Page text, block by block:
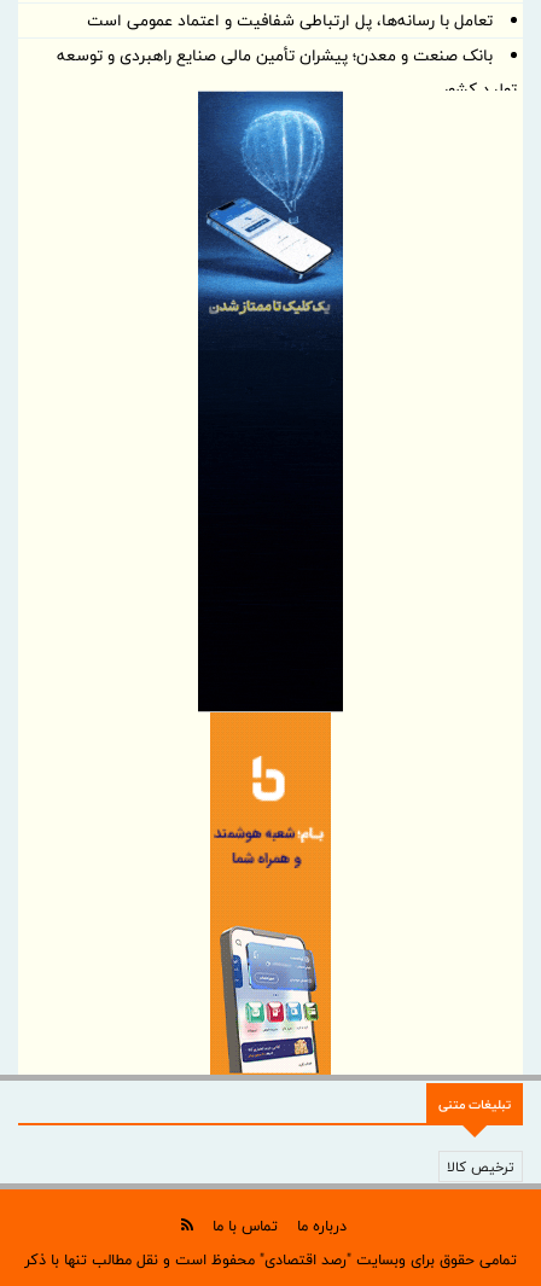
تعامل با رسانه‌ها، پل ارتباطی شفافیت و اعتماد عمومی است
بانک صنعت و معدن؛ پیشران تأمین مالی صنایع راهبردی و توسعه
تولید کشور
بازدید معاون حقوقی و وصول مطالبات بانک صنعت و معدن از طرح
موافقت صندوق توسعه ملی با پرداخت تسهیلات ارزی به صنایع آسیب
دیده از جنگ با عاملیت "بانک شهر
اصلاحیه آگهی مرحله سوم مزایده اموال مازاد بانک دی
بانك ملت در رتبه نخست پرداخت تسهیلات ازدواج و فرزندآوری قرار
گام تازه صندوق تأمین خسارت‌های بدنی در توسعه خدمات دیجیتال
تاکید مدیرعامل بانک مسکن بر نقش خبرنگاران در اعتمادسازی و
کاهش ناترازی دستاورد مهم بانک مسکن در مدیریت منابع و مصارف
قلم، سلاحی در جنگ آگاهی؛ پیام مدیرعامل هلدینگ سرمایه گذاری
صنایع شیمیایی ایران به مناسبت روز خبرنگار
بیمه سامان بیش از ۱۳۵ میلیارد ریال خسارت به شرکت اکتشاف و
حفاری صدر تأمین پرداخت کرد
پیام دکتر کمیل پورضیائی، مدیرعامل شرکت پتروشیمی خارک به
مناسبت روز خبرنگار
پیام روابط عمومی ذوب‌آهن اصفهان به مناسبت روز خبرنگار
سه بویلر نیروگاه در دو ماه به مدار بازگشتند
اطلاع رسانی حرفه‌ای، شفاف و متعهدانه، رکن توسعه همه جانبه
قلم، حافظ حقیقت؛ خبرنگار، روایتگر آگاهی
تبلیغات متنی
ترخیص کالا
درباره ما
تماس با ما
تمامی حقوق برای وبسایت "رصد اقتصادی" محفوظ است و نقل مطالب تنها با ذکر